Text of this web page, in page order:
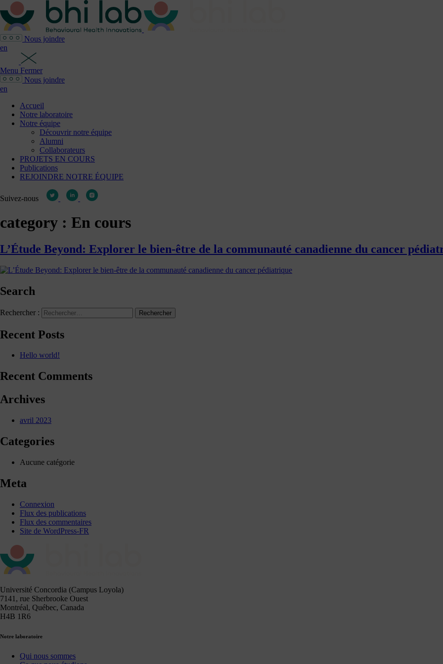
Nous joindre
en
Menu Fermer
Nous joindre
en
Accueil
Notre laboratoire
Notre équipe
Découvrir notre équipe
Alumni
Collaborateurs
PROJETS EN COURS
Publications
REJOINDRE NOTRE ÉQUIPE
Suivez-nous
category : En cours
L’Étude Beyond: Explorer le bien-être de la communauté canadienne du cancer
Search
Rechercher :
Recent Posts
Hello world!
Recent Comments
Archives
avril 2023
Categories
Aucune catégorie
Meta
Connexion
Flux des publications
Flux des commentaires
Site de WordPress-FR
Université Concordia (Campus Loyola)
7141, rue Sherbrooke Ouest
Montréal, Québec, Canada
H4B 1R6
Notre laboratoire
Qui nous sommes